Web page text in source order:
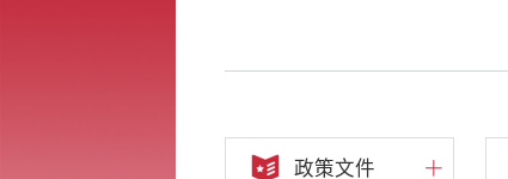
政策文件